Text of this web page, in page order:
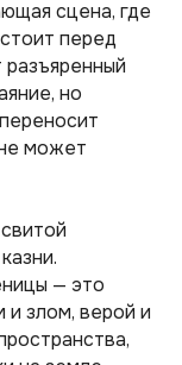
сцена, где
перед
но
может
— это
злом, верой и